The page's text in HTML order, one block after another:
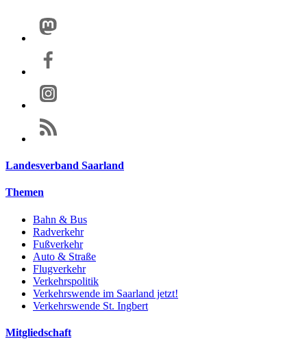
Landesverband Saarland
Themen
Bahn & Bus
Radverkehr
Fußverkehr
Auto & Straße
Flugverkehr
Verkehrspolitik
Verkehrswende im Saarland jetzt!
Verkehrswende St. Ingbert
Mitgliedschaft